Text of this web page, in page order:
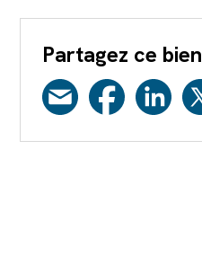
Partagez ce bien